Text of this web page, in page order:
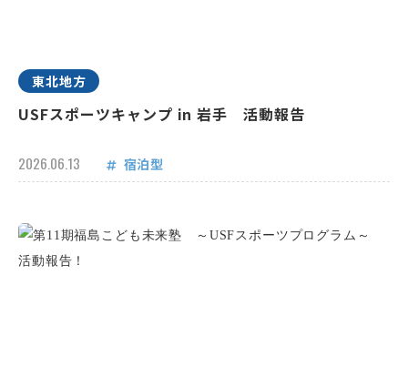
東北地方
USFスポーツキャンプ in 岩手 活動報告
2026.06.13 宿泊型